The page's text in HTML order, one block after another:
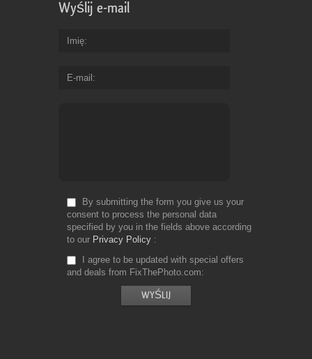
Wyślij e-mail
Imię
E-mail
By submitting the form you give us your
consent to process the personal data
specified by you in the fields above according
to our Privacy Policy
I agree to be updated with special offers
and deals from FixThePhoto.com